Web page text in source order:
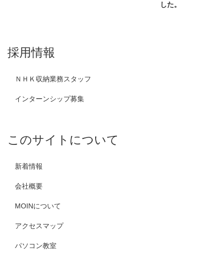
した。
採用情報
ＮＨＫ収納業務スタッフ
インターンシップ募集
このサイトについて
新着情報
会社概要
MOINについて
アクセスマップ
パソコン教室